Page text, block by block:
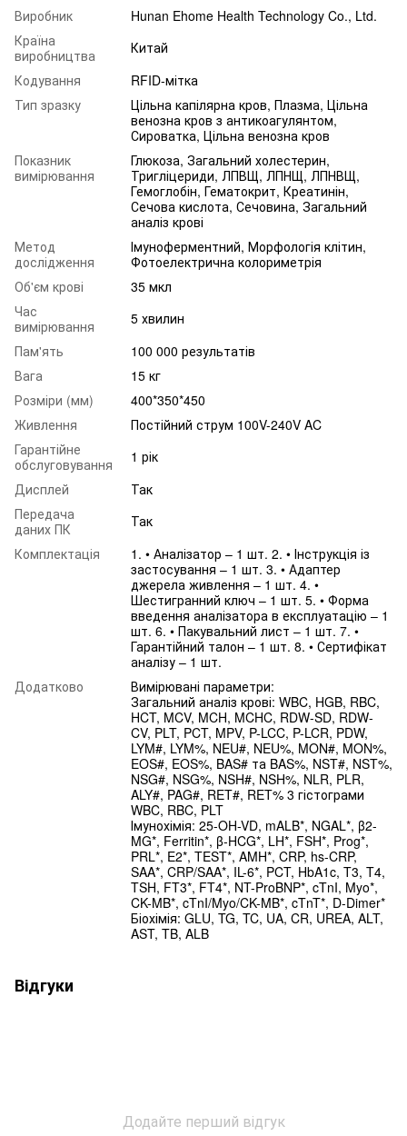
Виробник
Hunan Ehome Health Technology Co., Ltd.
Країна
виробництва
Китай
Кодування
RFID-мітка
Тип зразку
Цільна капілярна кров, Плазма, Цільна
венозна кров з антикоагулянтом,
Сироватка, Цільна венозна кров
Показник
вимірювання
Глюкоза, Загальний холестерин,
Тригліцериди, ЛПВЩ, ЛПНЩ, ЛПНВЩ,
Гемоглобін, Гематокрит, Креатинін,
Сечова кислота, Сечовина, Загальний
аналіз крові
Метод
дослідження
Імуноферментний, Морфологія клітин,
Фотоелектрична колориметрія
Об'єм крові
35 мкл
Час
вимірювання
5 хвилин
Пам'ять
100 000 результатів
Вага
15 кг
Розміри (мм)
400*350*450
Живлення
Постійний струм 100V-240V AC
Гарантійне
обслуговування
1 рік
Дисплей
Так
Передача
даних ПК
Так
Комплектація
1. • Аналізатор – 1 шт. 2. • Інструкція із
застосування – 1 шт. 3. • Адаптер
джерела живлення – 1 шт. 4. •
Шестигранний ключ – 1 шт. 5. • Форма
введення аналізатора в експлуатацію – 1
шт. 6. • Пакувальний лист – 1 шт. 7. •
Гарантійний талон – 1 шт. 8. • Сертифікат
аналізу – 1 шт.
Додатково
Вимірювані параметри:
Загальний аналіз крові: WBC, HGB, RBC,
HCT, MCV, MCH, MCHC, RDW-SD, RDW-
CV, PLT, PCT, MPV, P-LCC, P-LCR, PDW,
LYM#, LYM%, NEU#, NEU%, MON#, MON%,
EOS#, EOS%, BAS# та BAS%, NST#, NST%,
NSG#, NSG%, NSH#, NSH%, NLR, PLR,
ALY#, PAG#, RET#, RET% 3 гістограми
WBC, RBC, PLT
Імунохімія: 25-OH-VD, mALB*, NGAL*, β2-
MG*, Ferritin*, β-HCG*, LH*, FSH*, Prog*,
PRL*, E2*, TEST*, AMH*, CRP, hs-CRP,
SAA*, CRP/SAA*, IL-6*, PCT, HbA1c, T3, T4,
TSH, FT3*, FT4*, NT-ProBNP*, cTnI, Myo*,
CK-MB*, cTnI/Myo/CK-MB*, cTnT*, D-Dimer*
Біохімія: GLU, TG, TC, UA, CR, UREA, ALT,
AST, TB, ALB
Відгуки
Додайте перший відгук